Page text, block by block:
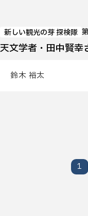
新しい観光の芽 探検隊
天文学者・田中賢幸
鈴木 裕太
1